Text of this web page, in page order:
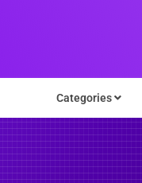
Categories